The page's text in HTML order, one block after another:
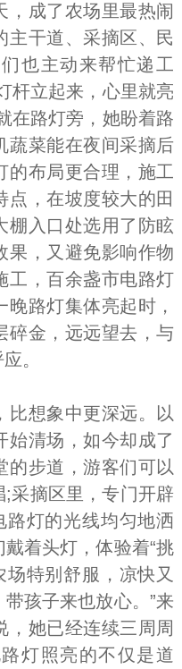
成了农场里最热闹
主干道、采摘区、民
也主动来帮忙递工
杆立起来，心里就亮
在路灯旁，她盼着路
蔬菜能在夜间采摘后
的布局更合理，施工
点，在坡度较大的田
棚入口处选用了防眩
果，又避免影响作物
工，百余盏市电路灯
路灯集体亮起时，
碎金，远远望去，与
。
想象中更深远。以
始清场，如今却成了
的步道，游客们可以
采摘区里，专门开辟
路灯的光线均匀地洒
着头灯，体验着“挑
场特别舒服，凉快又
孩子来也放心。”来
，她已经连续三周周
灯照亮的不仅是道